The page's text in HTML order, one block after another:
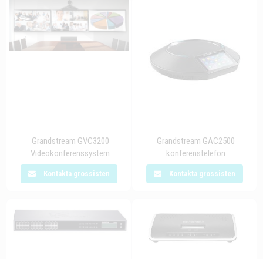
Grandstream GVC3200
Videokonferenssystem
Kontakta grossisten
Grandstream GAC2500
konferenstelefon
Kontakta grossisten